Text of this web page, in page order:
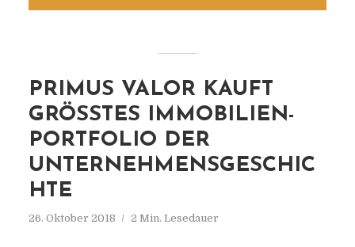
PRIMUS VALOR KAUFT
GRÖSSTES IMMOBILIEN-P
ORTFOLIO DER U
NTERNEHMENSGESCHICH
TE
26. Oktober 2018 2 Min. Lesedauer